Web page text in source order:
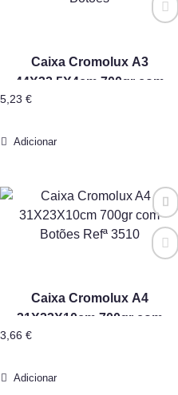
Caixa Cromolux A3
44X32,5X4cm 700gr com
5,23 €
Adicionar
Caixa Cromolux A4
31X23X10cm 700gr com
3,66 €
Adicionar